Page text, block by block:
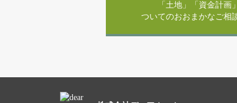
「土地」「資金計画
ついてのおおまかなご相